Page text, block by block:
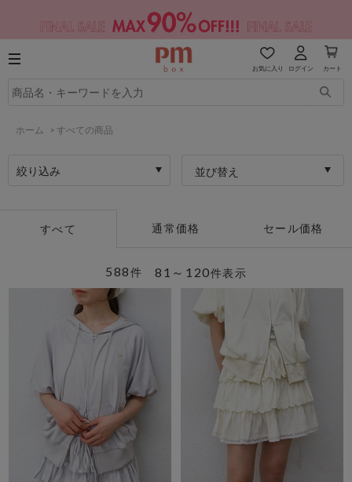
お気に入り ログイン カート
ホーム > すべての商品
絞り込み 並び替え
すべて 通常価格 セール価格
81～120件表示
588件